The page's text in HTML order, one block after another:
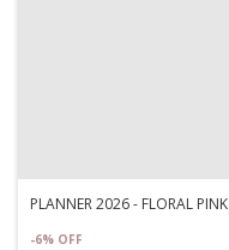
PLANNER 2026 - FLORAL PINK
-6% OFF